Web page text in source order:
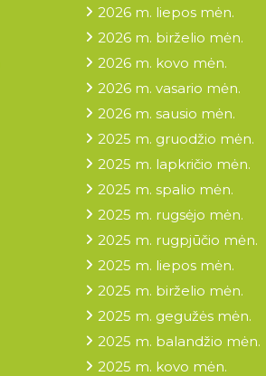
2026 m. liepos mėn.
2026 m. birželio mėn.
2026 m. kovo mėn.
2026 m. vasario mėn.
2026 m. sausio mėn.
2025 m. gruodžio mėn.
2025 m. lapkričio mėn.
2025 m. spalio mėn.
2025 m. rugsėjo mėn.
2025 m. rugpjūčio mėn.
2025 m. liepos mėn.
2025 m. birželio mėn.
2025 m. gegužės mėn.
2025 m. balandžio mėn.
2025 m. kovo mėn.